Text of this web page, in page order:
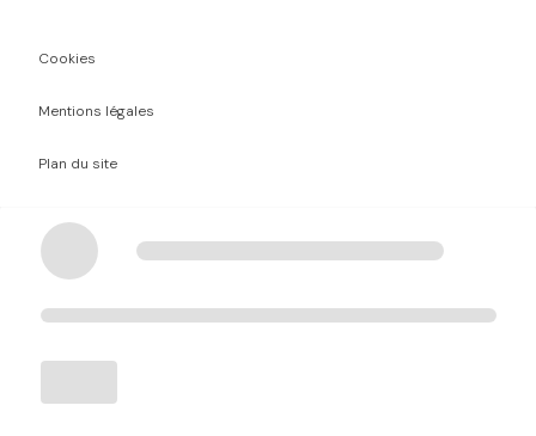
Chargement
Cookies
Mentions légales
Plan du site